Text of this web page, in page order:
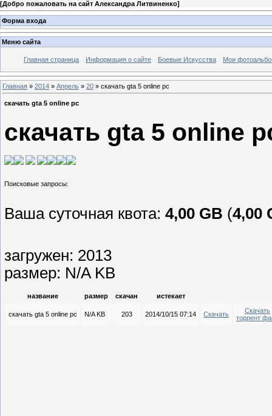
[Добро пожаловать на сайт Александра Литвиненко]
Форма входа
Меню сайта
Главная страница Информация о сайте Боевые Искусства Мои
Главная » 2014 » Апрель » 20 » скачать gta 5 online pc
скачать gta 5 online pc
скачать gta 5 online
Ваша суточная квота: 4,00 GB (4,00
загружен: 2013
размер: N/A KB
название размер скачан истекает
скачать gta 5 online pc N/A KB 203 2014/10/15 07:14 Скачать
Скачать
торрент